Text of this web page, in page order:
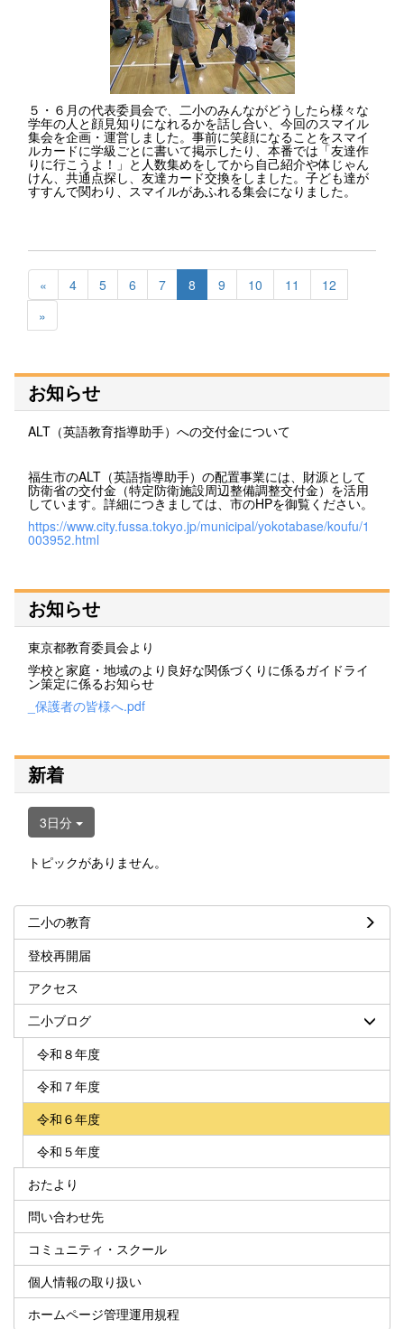
５・６月の代表委員会で、二小のみんながどうしたら様々な
学年の人と顔見知りになれるかを話し合い、今回のスマイル
集会を企画・運営しました。事前に笑顔になることをスマイ
ルカードに学級ごとに書いて掲示したり、本番では「友達作
りに行こうよ！」と人数集めをしてから自己紹介や体じゃん
けん、共通点探し、友達カード交換をしました。子ども達が
すすんで関わり、スマイルがあふれる集会になりました。
« 4 5 6 7 8 9 10 11
12
»
お知らせ
ALT（英語教育指導助手）への交付金について
福生市のALT（英語指導助手）の配置事業には、財源として
防衛省の交付金（特定防衛施設周辺整備調整交付金）を活用
しています。詳細につきましては、市のHPを御覧ください。
https://www.city.fussa.tokyo.jp/municipal/yokotabase/koufu/1
003952.html
お知らせ
東京都教育委員会より
学校と家庭・地域のより良好な関係づくりに係るガイドライ
ン策定に係るお知らせ
_保護者の皆様へ.pdf
新着
3日分
トピックがありません。
二小の教育
登校再開届
アクセス
二小ブログ
令和８年度
令和７年度
令和６年度
令和５年度
おたより
問い合わせ先
コミュニティ・スクール
個人情報の取り扱い
ホームページ管理運用規程